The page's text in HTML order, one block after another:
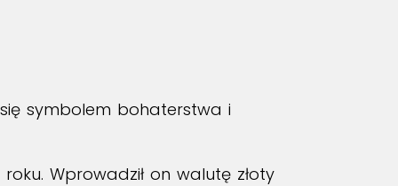
symbolem bohaterstwa i
Wprowadził on walutę złoty